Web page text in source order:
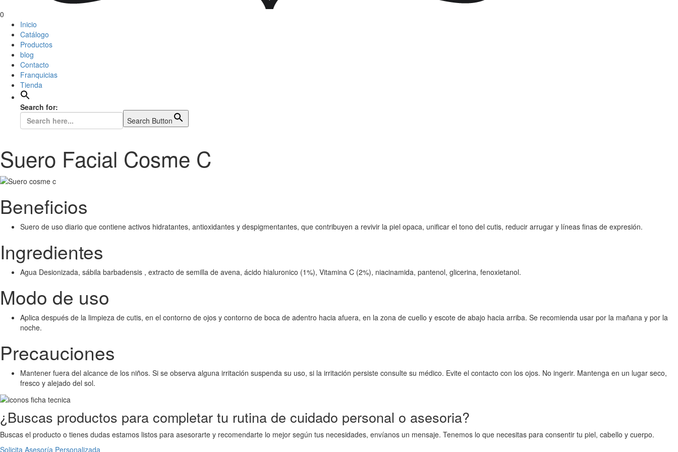
0
Inicio
Catálogo
Productos
blog
Contacto
Franquicias
Tienda
Search for:
Search Button
Suero Facial Cosme C
Beneficios
Suero de uso diario que contiene activos hidratantes, antioxidantes y despigmentantes, que contribuyen a revivir la piel opaca, unificar el tono del cutis, reducir arrugar y líneas finas de expresión.
Ingredientes
Agua Desionizada, sábila barbadensis , extracto de semilla de avena, ácido hialuronico (1%), Vitamina C (2%), niacinamida, pantenol, glicerina, fenoxietanol.
Modo de uso
Aplica después de la limpieza de cutis, en el contorno de ojos y contorno de boca de adentro hacia afuera, en la zona de cuello y escote de abajo hacia arriba. Se recomienda usar por la mañana y por la
noche.
Precauciones
Mantener fuera del alcance de los niños. Si se observa alguna irritación suspenda su uso, si la irritación persiste consulte su médico. Evite el contacto con los ojos. No ingerir. Mantenga en un lugar seco,
fresco y alejado del sol.
¿Buscas productos para completar tu rutina de cuidado personal o asesoria?
Buscas el producto o tienes dudas estamos listos para asesorarte y recomendarte lo mejor según tus necesidades, envíanos un mensaje. Tenemos lo que necesitas para consentir tu piel, cabello y cuerpo.
Solicita Asesoría Personalizada